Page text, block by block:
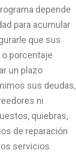
depende
para acumular
que sus
o porcentaje
un plazo
sus deudas,
ni
quiebras,
de reparación
servicios